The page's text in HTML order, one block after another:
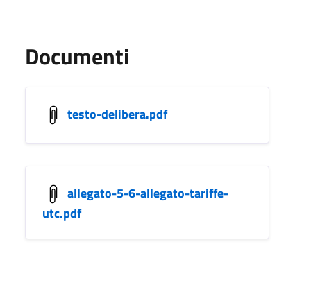
Documenti
testo-delibera.pdf
allegato-5-6-allegato-tariffe-
utc.pdf